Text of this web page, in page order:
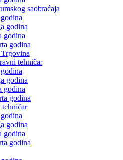
saobraćaja
godina
godina
godina
tehničar
godina
godina
godina
godina
godina
godina